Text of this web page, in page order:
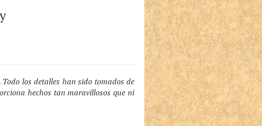
los detalles han sido tomados de
hechos tan maravillosos que ni